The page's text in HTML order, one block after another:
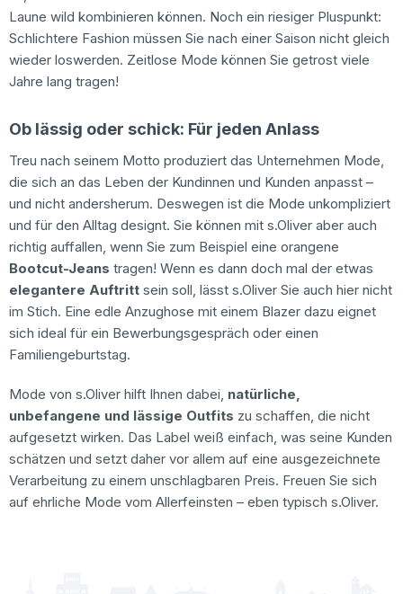
Laune wild kombinieren können. Noch ein riesiger Pluspunkt:
Schlichtere Fashion müssen Sie nach einer Saison nicht gleich
wieder loswerden. Zeitlose Mode können Sie getrost viele
Jahre lang tragen!
Ob lässig oder schick: Für jeden Anlass
Treu nach seinem Motto produziert das Unternehmen Mode,
die sich an das Leben der Kundinnen und Kunden anpasst –
und nicht andersherum. Deswegen ist die Mode unkompliziert
und für den Alltag designt. Sie können mit s.Oliver aber auch
richtig auffallen, wenn Sie zum Beispiel eine orangene
Bootcut-Jeans tragen! Wenn es dann doch mal der etwas
elegantere Auftritt sein soll, lässt s.Oliver Sie auch hier nicht
im Stich. Eine edle Anzughose mit einem Blazer dazu eignet
sich ideal für ein Bewerbungsgespräch oder einen
Familiengeburtstag.
Mode von s.Oliver hilft Ihnen dabei, natürliche,
unbefangene und lässige Outfits zu schaffen, die nicht
aufgesetzt wirken. Das Label weiß einfach, was seine Kunden
schätzen und setzt daher vor allem auf eine ausgezeichnete
Verarbeitung zu einem unschlagbaren Preis. Freuen Sie sich
auf ehrliche Mode vom Allerfeinsten – eben typisch s.Oliver.